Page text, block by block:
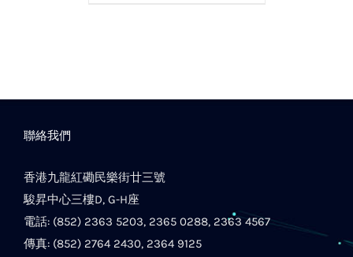
聯絡我們
香港九龍紅磡民樂街廿三號
駿昇中心三樓D, G-H座
電話: (852) 2363 5203, 2365 0288, 2363 4567
傳真: (852) 2764 2430, 2364 9125